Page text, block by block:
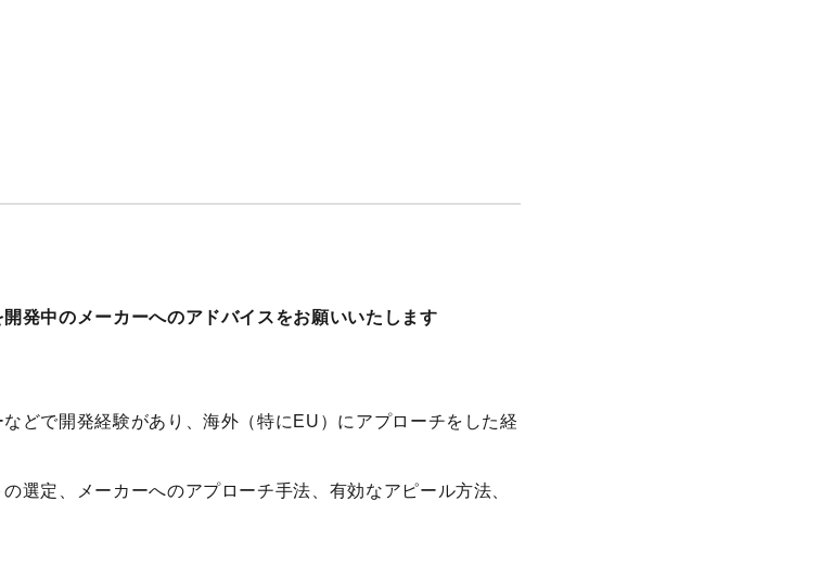
発中のメーカーへのアドバイスをお願いいたします
どで開発経験があり、海外（特にEU）にアプローチをした経
選定、メーカーへのアプローチ手法、有効なアピール方法、